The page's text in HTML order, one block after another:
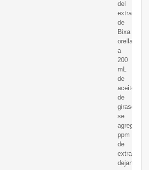
del
extracto
de
Bixa
orellana,
a
200
mL
de
aceite
de
girasol
se
ppm
de
extracto,
dejando